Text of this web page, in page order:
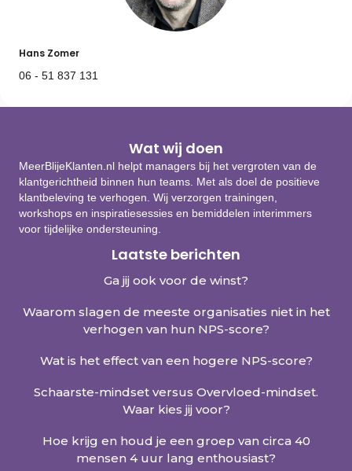
Hans Zomer
06 - 51 837 131
Wat wij doen
MeerBlijeKlanten.nl helpt managers bij het vergroten van de
klantgerichtheid binnen hun teams. Met als doel de positieve
klantbeleving te verhogen. Wij verzorgen trainingen,
workshops en inspiratiesessies en bemiddelen interimmers
voor tijdelijke ondersteuning.
Laatste berichten
Ga jij ook voor de winst?
Waarom slagen de meeste organisaties niet in het
verhogen van hun NPS-score?
Wat is het effect van een hogere NPS-score?
Schaarste-mindset versus Overvloed-mindset.
Waar kies jij voor?
Hoe krijg en houd je een groep van circa 40
mensen 4 uur lang enthousiast?